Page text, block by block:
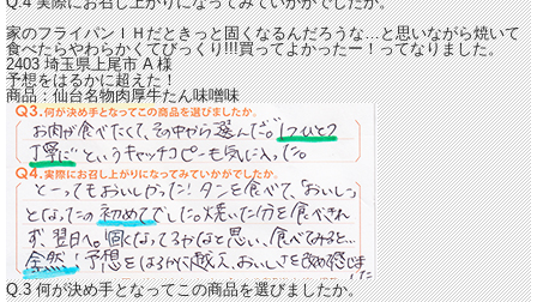
家のフライパンＩＨだときっと固くなるんだろうな…と思いながら焼いて
食べたらやわらかくてびっくり!!!買ってよかったー！ってなりました。
2403 埼玉県上尾市A様
予想をはるかに超えた！
商品：仙台名物肉厚牛たん味噌味
Q.3 何が決め手となってこの商品を選びましたか。